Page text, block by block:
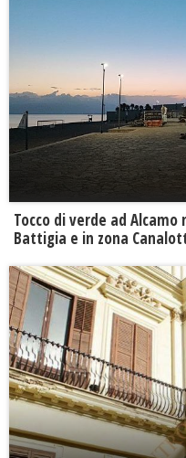
Tocco di verde ad
Battigia e in zona